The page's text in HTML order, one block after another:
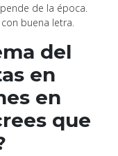
de la época.
buena letra.
del
en
en
que